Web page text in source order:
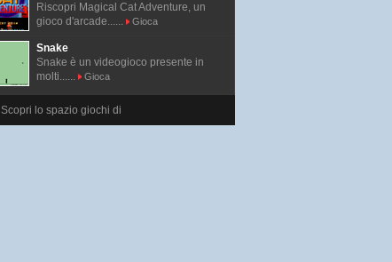
Riscopri Magical Cat Adventure, un
gioco d'arcade......
Gioca
Snake
Snake è un videogioco presente in
molti......
Gioca
Scopri lo spazio giochi di